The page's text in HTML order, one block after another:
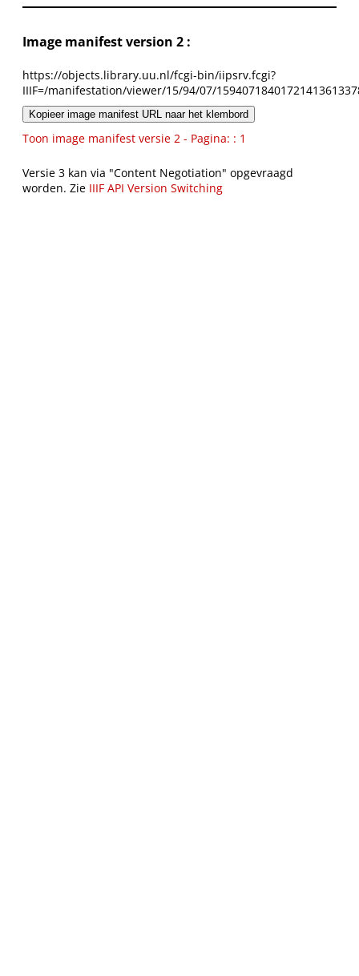
Image manifest version 2 :
https://objects.library.uu.nl/fcgi-bin/iipsrv.fcgi?
IIIF=/manifestation/viewer/15/94/07/
Kopieer image manifest URL naar het klembord
Toon image manifest versie 2 - Pagina: : 1
Versie 3 kan via "Content Negotiation" opgevraagd
worden. Zie IIIF API Version Switching